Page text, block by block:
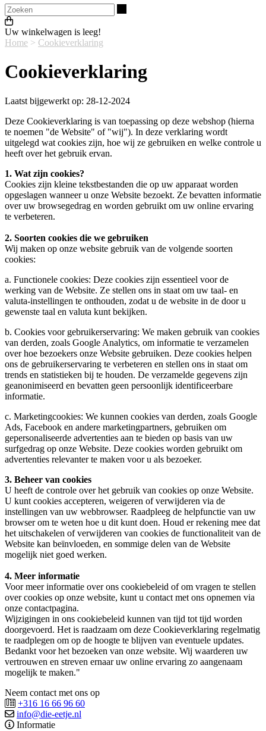
Uw winkelwagen is leeg!
Home > Cookieverklaring
Cookieverklaring
Laatst bijgewerkt op: 28-12-2024
Deze Cookieverklaring is van toepassing op deze webshop (hierna
te noemen "de Website" of "wij"). In deze verklaring wordt
uitgelegd wat cookies zijn, hoe wij ze gebruiken en welke controle u
heeft over het gebruik ervan.
1. Wat zijn cookies?
Cookies zijn kleine tekstbestanden die op uw apparaat worden
opgeslagen wanneer u onze Website bezoekt. Ze bevatten informatie
over uw browsegedrag en worden gebruikt om uw online ervaring
te verbeteren.
2. Soorten cookies die we gebruiken
Wij maken op onze website gebruik van de volgende soorten
cookies:
a. Functionele cookies: Deze cookies zijn essentieel voor de
werking van de Website. Ze stellen ons in staat om uw taal- en
valuta-instellingen te onthouden, zodat u de website in de door u
gewenste taal en valuta kunt bekijken.
b. Cookies voor gebruikerservaring: We maken gebruik van cookies
van derden, zoals Google Analytics, om informatie te verzamelen
over hoe bezoekers onze Website gebruiken. Deze cookies helpen
ons de gebruikerservaring te verbeteren en stellen ons in staat om
trends en statistieken bij te houden. De verzamelde gegevens zijn
geanonimiseerd en bevatten geen persoonlijk identificeerbare
informatie.
c. Marketingcookies: We kunnen cookies van derden, zoals Google
Ads, Facebook en andere marketingpartners, gebruiken om
gepersonaliseerde advertenties aan te bieden op basis van uw
surfgedrag op onze Website. Deze cookies worden gebruikt om
advertenties relevanter te maken voor u als bezoeker.
3. Beheer van cookies
U heeft de controle over het gebruik van cookies op onze Website.
U kunt cookies accepteren, weigeren of verwijderen via de
instellingen van uw webbrowser. Raadpleeg de helpfunctie van uw
browser om te weten hoe u dit kunt doen. Houd er rekening mee dat
het uitschakelen of verwijderen van cookies de functionaliteit van de
Website kan beïnvloeden, en sommige delen van de Website
mogelijk niet goed werken.
4. Meer informatie
Voor meer informatie over ons cookiebeleid of om vragen te stellen
over cookies op onze website, kunt u contact met ons opnemen via
onze contactpagina.
Wijzigingen in ons cookiebeleid kunnen van tijd tot tijd worden
doorgevoerd. Het is raadzaam om deze Cookieverklaring regelmatig
te raadplegen om op de hoogte te blijven van eventuele updates.
Bedankt voor het bezoeken van onze website. Wij waarderen uw
vertrouwen en streven ernaar uw online ervaring zo aangenaam
mogelijk te maken."
Neem contact met ons op
+316 16 66 96 60
info@die-eetje.nl
Informatie